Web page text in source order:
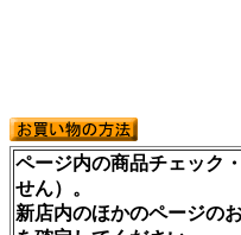
ページ内の商品チェック
せん）。
新店内のほかのページの